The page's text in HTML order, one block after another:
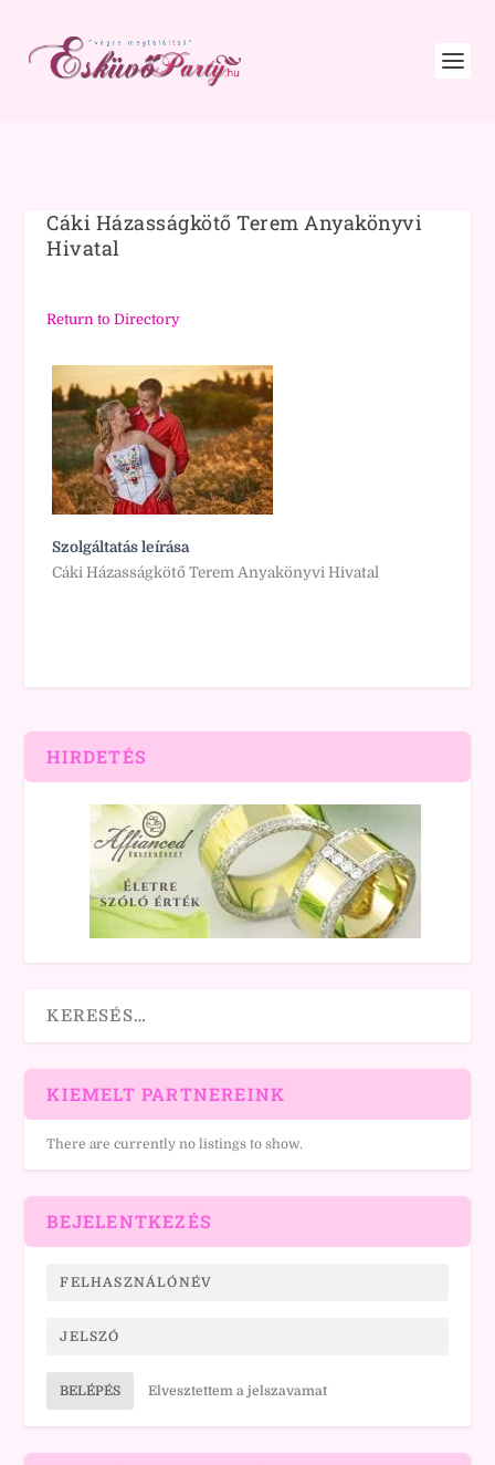
Cáki Házasságkötő Terem Anyakönyvi
Hivatal
Return to Directory
Szolgáltatás leírása
Cáki Házasságkötő Terem Anyakönyvi Hivatal
HIRDETÉS
KIEMELT PARTNEREINK
There are currently no listings to show.
BEJELENTKEZÉS
BELÉPÉS Elvesztettem a jelszavamat